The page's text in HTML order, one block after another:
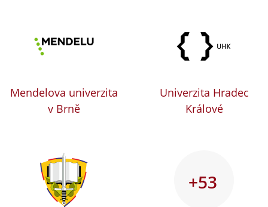
Mendelova univerzita
v Brně
Univerzita Hradec
Králové
+53